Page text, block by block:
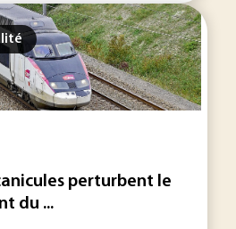
perturbent le
du ...